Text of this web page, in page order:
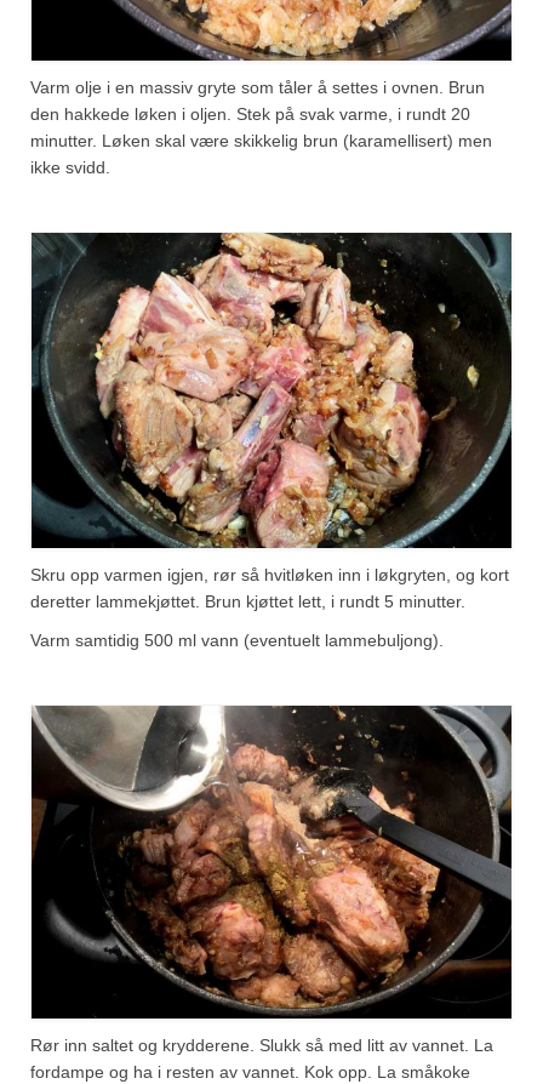
Varm olje i en massiv gryte som tåler å settes i ovnen. Brun
den hakkede løken i oljen. Stek på svak varme, i rundt 20
minutter. Løken skal være skikkelig brun (karamellisert) men
ikke svidd.
Skru opp varmen igjen, rør så hvitløken inn i løkgryten, og kort
deretter lammekjøttet. Brun kjøttet lett, i rundt 5 minutter.
Varm samtidig 500 ml vann (eventuelt lammebuljong).
Rør inn saltet og krydderene. Slukk så med litt av vannet. La
fordampe og ha i resten av vannet. Kok opp. La småkoke